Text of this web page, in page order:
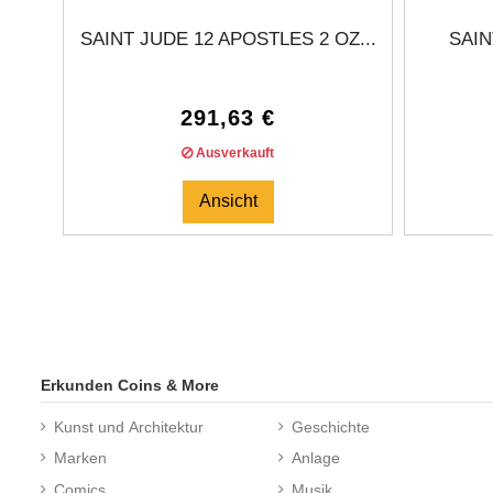
SAINT JUDE 12 APOSTLES 2 OZ...
291,63 €
Ausverkauft
Ansicht
Erkunden Coins & More
Kunst und Architektur
Marken
Comics
Geschichte
Anlage
Musik